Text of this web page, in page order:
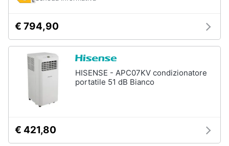
Servizi
clienti
Esci
€ 794,90
HISENSE - APC07KV condizionatore
portatile 51 dB Bianco
€ 421,80